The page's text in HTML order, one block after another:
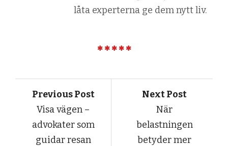
låta experterna ge dem nytt liv.
Previous Post
Visa vägen –
advokater som
guidar resan
Next Post
När
belastningen
betyder mer